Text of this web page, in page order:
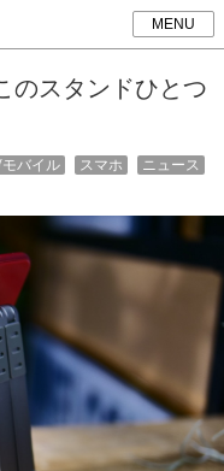
MENU
のスタンドひとつ
ニュース
スマホ
モバイル